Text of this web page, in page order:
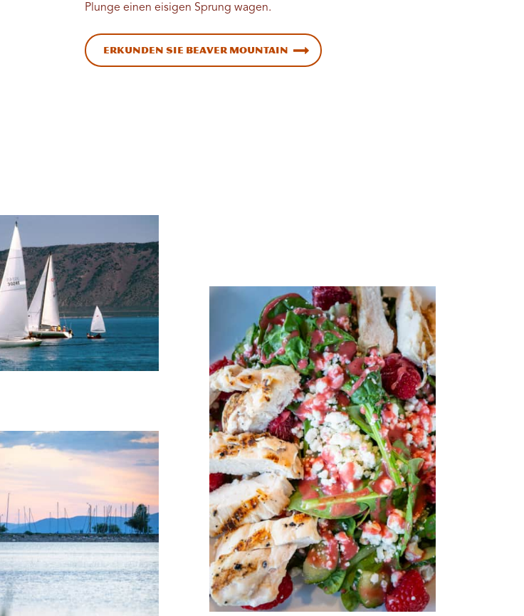
Plunge einen eisigen Sprung wagen.
Erkunden Sie Beaver Mountain